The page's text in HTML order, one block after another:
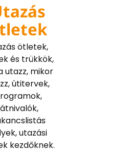
ötletek,
és trükkök,
utazz, mikor
útitervek,
utazási
kezdőknek.